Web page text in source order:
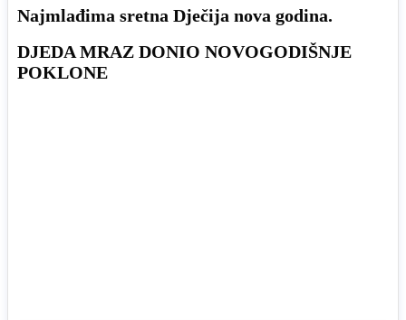
Najmlađima sretna Dječija nova godina.
DJEDA MRAZ DONIO NOVOGODIŠNJE
POKLONE